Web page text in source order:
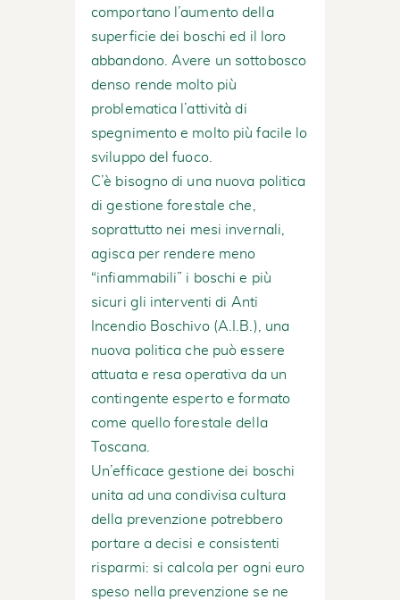
comportano l’aumento della
superficie dei boschi ed il loro
abbandono. Avere un sottobosco
denso rende molto più
problematica l’attività di
spegnimento e molto più facile lo
sviluppo del fuoco.
C’è bisogno di una nuova politica
di gestione forestale che,
soprattutto nei mesi invernali,
agisca per rendere meno
“infiammabili” i boschi e più
sicuri gli interventi di Anti
Incendio Boschivo (A.I.B.), una
nuova politica che può essere
attuata e resa operativa da un
contingente esperto e formato
come quello forestale della
Toscana.
Un’efficace gestione dei boschi
unita ad una condivisa cultura
della prevenzione potrebbero
portare a decisi e consistenti
risparmi: si calcola per ogni euro
speso nella prevenzione se ne